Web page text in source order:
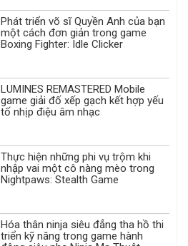
Phát triển võ sĩ Quyền Anh của bạn
một cách đơn giản trong game
Boxing Fighter: Idle Clicker
LUMINES REMASTERED Mobile
game giải đố xếp gạch kết hợp yếu
tố nhịp điệu âm nhạc
Thực hiện những phi vụ trộm khi
nhập vai một cô nàng mèo trong
Nightpaws: Stealth Game
Hóa thân ninja siêu đẳng tha hồ thi
triển kỹ năng trong game hành